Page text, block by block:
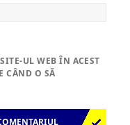
UL WEB ÎN ACEST
CÂND O SĂ